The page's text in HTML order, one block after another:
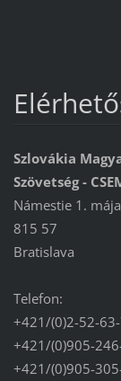
Szlovákia
Szövetség -
Námestie 1.
815 57
Bratislava
Telefon:
+421/(0)2-52-
+421/(0)905-
+421/(0)905-